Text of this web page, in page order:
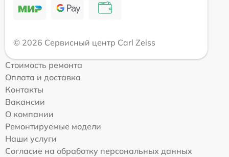
© 2026 Сервисный центр Carl Zeiss
Стоимость ремонта
Оплата и доставка
Контакты
Вакансии
О компании
Ремонтируемые модели
Наши услуги
Согласие на обработку персональных данных